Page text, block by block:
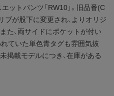
ットパンツ「RW10」。旧品番(C
ブが股下に変更され、よりオリジ
た、両サイドにポケットが付い
ていた単色青タグも雰囲気抜
掲載モデルにつき、在庫がある